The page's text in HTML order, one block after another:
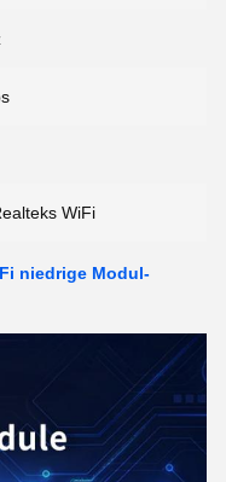
WiFi
niedrige Modul-